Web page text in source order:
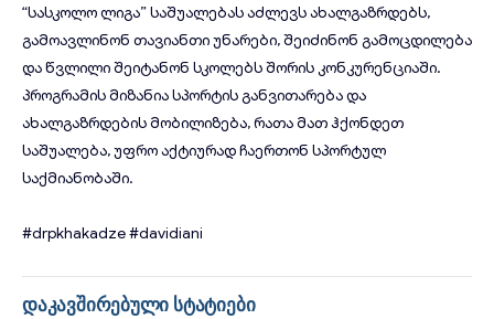
“სასკოლო ლიგა” საშუალებას აძლევს ახალგაზრდებს,
გამოავლინონ თავიანთი უნარები, შეიძინონ გამოცდილება
და წვლილი შეიტანონ სკოლებს შორის კონკურენციაში.
პროგრამის მიზანია სპორტის განვითარება და
ახალგაზრდების მობილიზება, რათა მათ ჰქონდეთ
საშუალება, უფრო აქტიურად ჩაერთონ სპორტულ
საქმიანობაში.
#drpkhakadze#davidiani
დაკავშირებული სტატიები